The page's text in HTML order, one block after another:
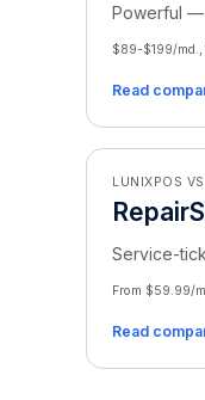
Powerful —
$89-$199/
Read
LUNIXPOS VS
Service-
From $59.99/
Read